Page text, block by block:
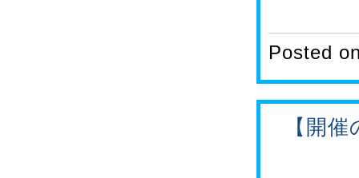
Posted
【開